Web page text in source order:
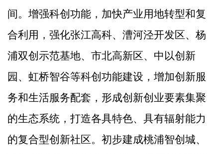
间。增强科创功能，加快产业用地转型和复
合利用，强化张江高科、漕河泾开发区、杨
浦双创示范基地、市北高新区、中以创新
园、虹桥智谷等科创功能建设，增加创新服
务和生活服务配套，形成创新创业要素集聚
的生态系统，打造各具特色、具有辐射能力
的复合型创新社区。初步建成桃浦智创城、